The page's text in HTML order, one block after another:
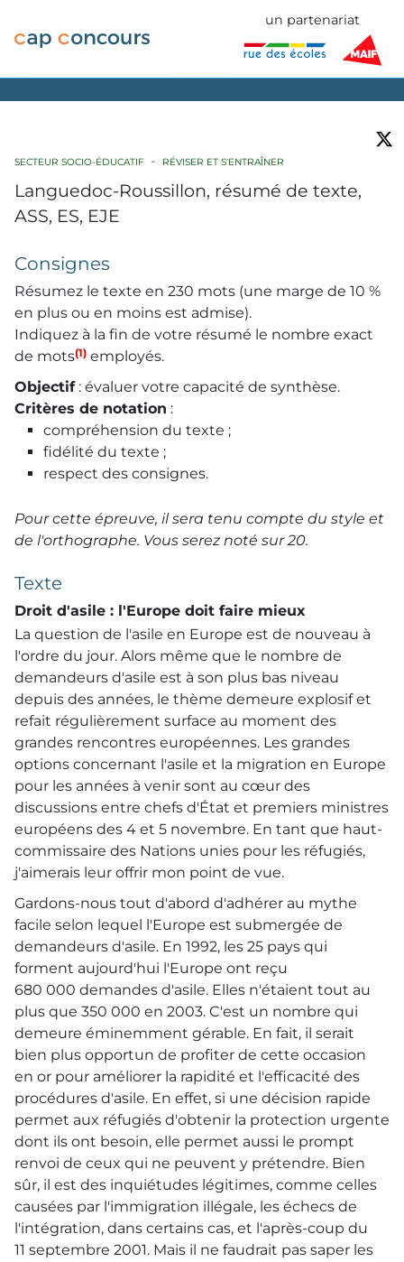
un partenariat
SECTEUR SOCIO-ÉDUCATIF RÉVISER ET S'ENTRAÎNER
Languedoc-Roussillon, résumé de texte,
ASS, ES, EJE
Consignes
Résumez le texte en 230 mots (une marge de 10 %
en plus ou en moins est admise).
Indiquez à la fin de votre résumé le nombre exact
de mots(1) employés.
Objectif: évaluer votre capacité de synthèse.
Critères de notation :
compréhension du texte ;
fidélité du texte ;
respect des consignes.
Pour cette épreuve, il sera tenu compte du style et
de l'orthographe. Vous serez noté sur 20.
Texte
Droit d'asile : l'Europe doit faire mieux
La question de l'asile en Europe est de nouveau à
l'ordre du jour. Alors même que le nombre de
demandeurs d'asile est à son plus bas niveau
depuis des années, le thème demeure explosif et
refait régulièrement surface au moment des
grandes rencontres européennes. Les grandes
options concernant l'asile et la migration en Europe
pour les années à venir sont au cœur des
discussions entre chefs d'État et premiers ministres
européens des 4 et 5 novembre. En tant que haut-
commissaire des Nations unies pour les réfugiés,
j'aimerais leur offrir mon point de vue.
Gardons-nous tout d'abord d'adhérer au mythe
facile selon lequel l'Europe est submergée de
demandeurs d'asile. En 1992, les 25 pays qui
forment aujourd'hui l'Europe ont reçu
680 000 demandes d'asile. Elles n'étaient tout au
plus que 350 000 en 2003. C'est un nombre qui
demeure éminemment gérable. En fait, il serait
bien plus opportun de profiter de cette occasion
en or pour améliorer la rapidité et l'efficacité des
procédures d'asile. En effet, si une décision rapide
permet aux réfugiés d'obtenir la protection urgente
dont ils ont besoin, elle permet aussi le prompt
renvoi de ceux qui ne peuvent y prétendre. Bien
sûr, il est des inquiétudes légitimes, comme celles
causées par l'immigration illégale, les échecs de
l'intégration, dans certains cas, et l'après-coup du
11 septembre 2001. Mais il ne faudrait pas saper les